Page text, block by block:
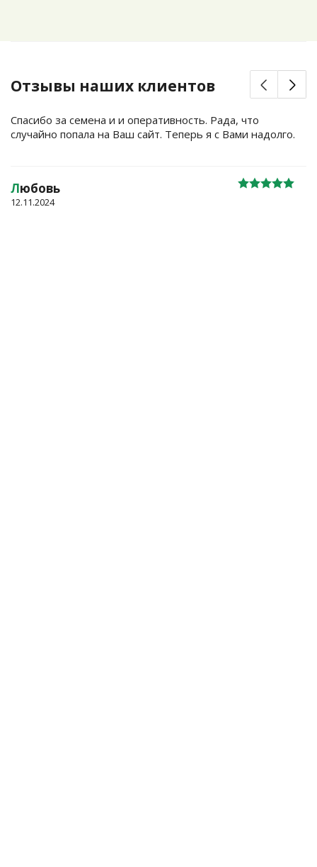
Отзывы наших клиентов
Спасибо за семена и и оперативность. Рада, что
случайно попала на Ваш сайт. Теперь я с Вами надолго.
Любовь
12.11.2024